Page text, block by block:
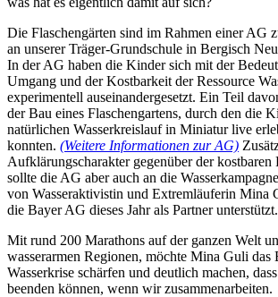
Die Flaschengärten sind im Rahmen einer AG
an unserer Träger-Grundschule in Bergisch
In der AG haben die Kinder sich mit der
Umgang und der Kostbarkeit der Ressource
experimentell auseinandergesetzt. Ein Teil
der Bau eines Flaschengartens, durch den die
natürlichen Wasserkreislauf in Miniatur live
konnten. (Weitere Informationen zur AG)
Aufklärungscharakter gegenüber der kostbaren
sollte die AG aber auch an die
von Wasseraktivistin und Extremläuferin Mina
die Bayer AG dieses Jahr als Partner unterstützt.
Mit rund 200 Marathons auf der ganzen Welt
wasserarmen Regionen, möchte Mina Guli das
Wasserkrise schärfen und deutlich machen,
beenden können, wenn wir zusammenarbeiten.